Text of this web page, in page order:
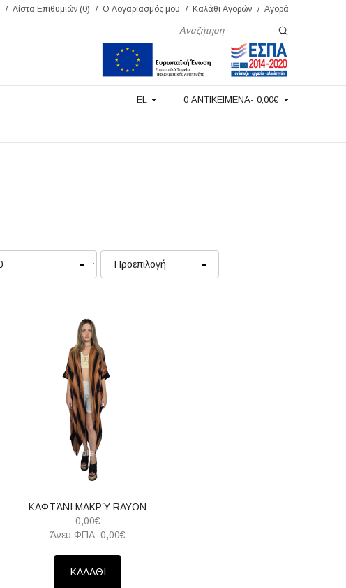
Λίστα Επιθυμιών (0) Ο Λογαριασμός μου Καλάθι Αγορών Αγορά
0 ΑΝΤΙΚΕΙΜΕΝΑ- 0,00€
EL
ΚΑΦΤΆΝΙ ΜΑΚΡΎ RAYON
0,00€
Άνευ ΦΠΑ: 0,00€
ΚΑΛΑΘΙ